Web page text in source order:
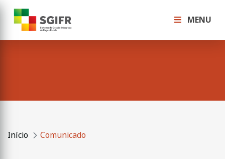
MENU
Início Comunicado